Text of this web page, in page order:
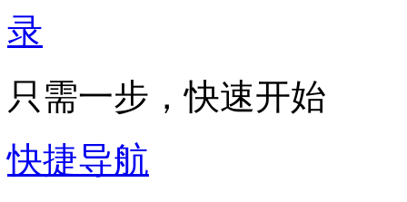
只需一步，快速开始
快捷导航